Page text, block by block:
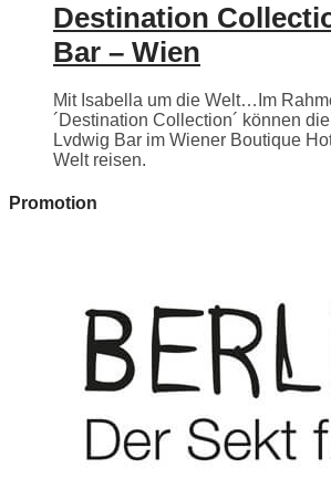
Destination
Bar – Wien
Mit Isabella um die Welt…Im
´Destination Collection´ können
Lvdwig Bar im Wiener Boutique
Welt reisen.
Promotion